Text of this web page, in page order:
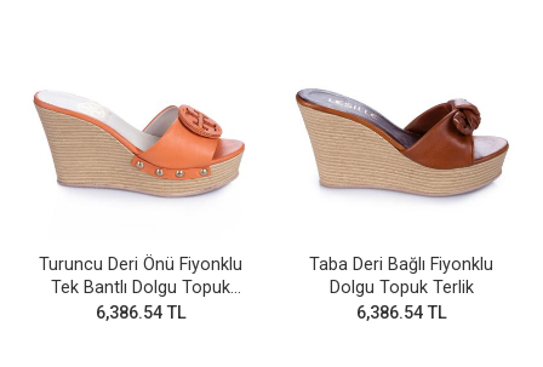
Turuncu Deri Önü Fiyonklu
Tek Bantlı Dolgu Topuk
Terlik
6,386.54 TL
Taba Deri Bağlı Fiyonklu
Dolgu Topuk Terlik
6,386.54 TL